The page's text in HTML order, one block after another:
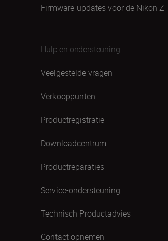
Firmware-updates voor de Nikon Z
Hulp en ondersteuning
Veelgestelde vragen
Verkooppunten
Productregistratie
Downloadcentrum
Productreparaties
Service-ondersteuning
Technisch Productadvies
Contact opnemen